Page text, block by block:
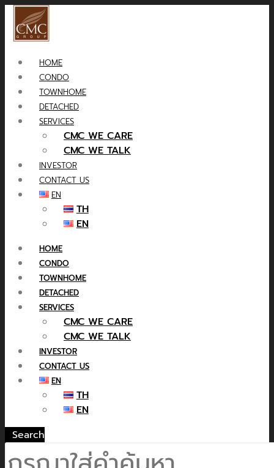
HOME
CONDO
TOWNHOME
DETACHED
SERVICES
CMC WE CARE
CMC WE TALK
INVESTOR
CONTACT US
EN
TH
EN
HOME
CONDO
TOWNHOME
DETACHED
SERVICES
CMC WE CARE
CMC WE TALK
INVESTOR
CONTACT US
EN
TH
EN
Search